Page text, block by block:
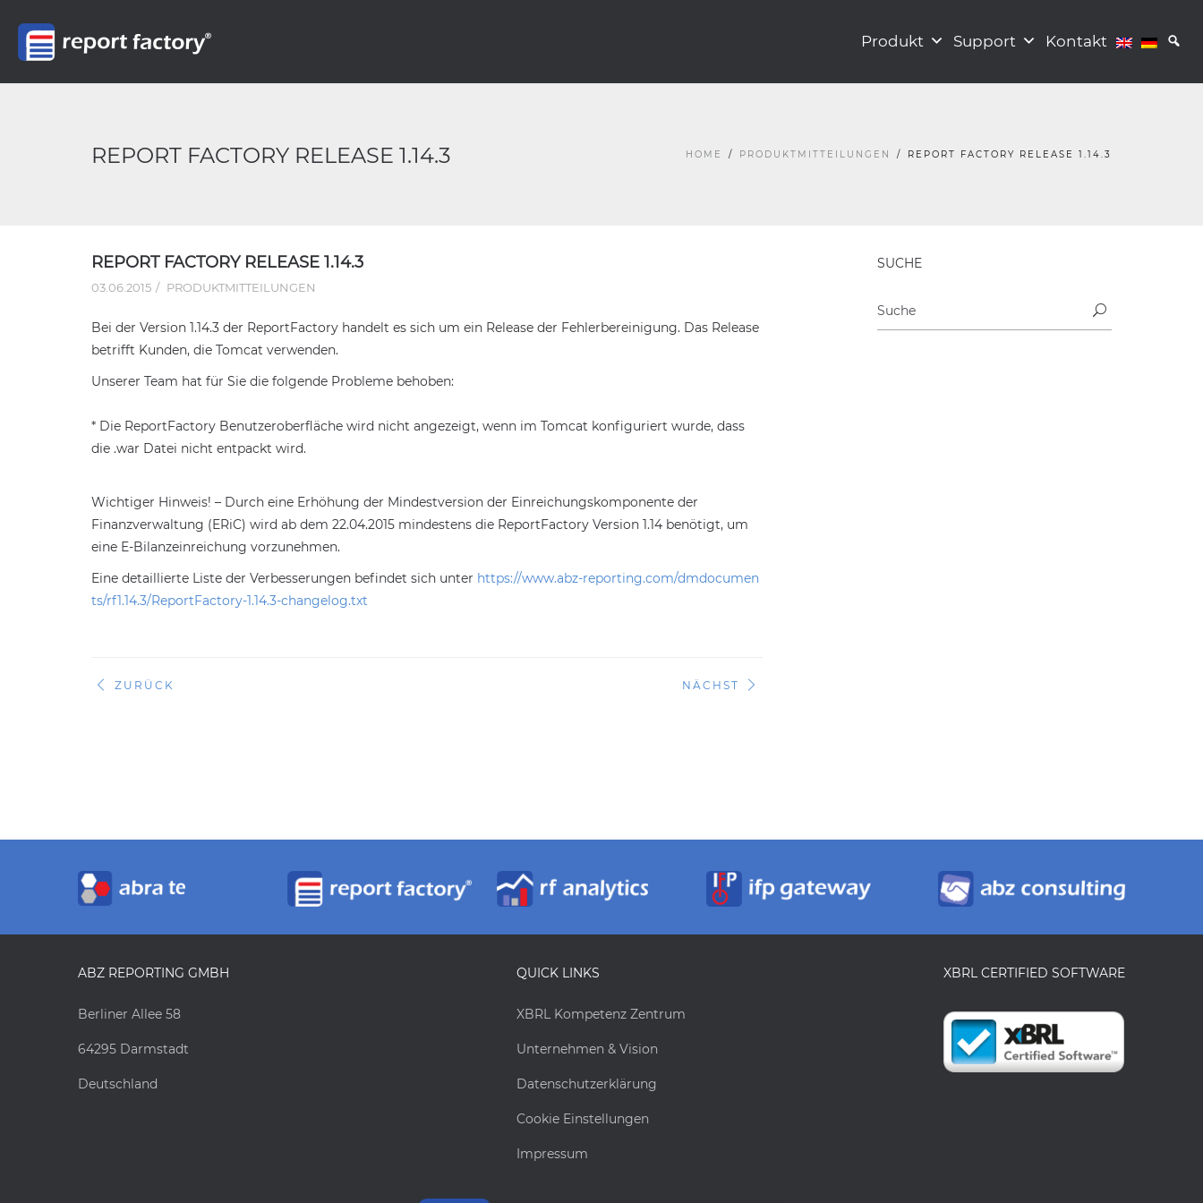
Produkt Support Kontakt
REPORT FACTORY RELEASE 1.14.3 HOME PRODUKTMITTEILUNGEN REPORT FACTORY RELEASE 1.14.3
REPORT FACTORY RELEASE 1.14.3
03.06.2015 PRODUKTMITTEILUNGEN
Bei der Version 1.14.3 der ReportFactory handelt es sich um ein Release der Fehlerbereinigung. Das Release
betrifft Kunden, die Tomcat verwenden.
Unserer Team hat für Sie die folgende Probleme behoben:
* Die ReportFactory Benutzeroberfläche wird nicht angezeigt, wenn im Tomcat konfiguriert wurde, dass
die .war Datei nicht entpackt wird.
Wichtiger Hinweis! – Durch eine Erhöhung der Mindestversion der Einreichungskomponente der
Finanzverwaltung (ERiC) wird ab dem 22.04.2015 mindestens die ReportFactory Version 1.14 benötigt, um
eine E-Bilanzeinreichung vorzunehmen.
Eine detaillierte Liste der Verbesserungen befindet sich unter https://www.abz-reporting.com/dmdocumen
ts/rf1.14.3/ReportFactory-1.14.3-changelog.txt
ZURÜCK NÄCHST
SUCHE
ABZ REPORTING GMBH
Berliner Allee 58
64295 Darmstadt
Deutschland
QUICK LINKS
XBRL Kompetenz Zentrum
Unternehmen & Vision
Datenschutzerklärung
Cookie Einstellungen
Impressum
XBRL CERTIFIED SOFTWARE